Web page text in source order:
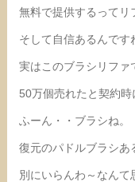
無料で提供するってリ
そして自信あるんです
実はこのブラシリファ
50万個売れたと契約時
ふーん・・ブラシね。
復元のパドルブラシあ
別にいらんわ～なんて